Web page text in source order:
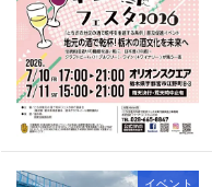
イベント